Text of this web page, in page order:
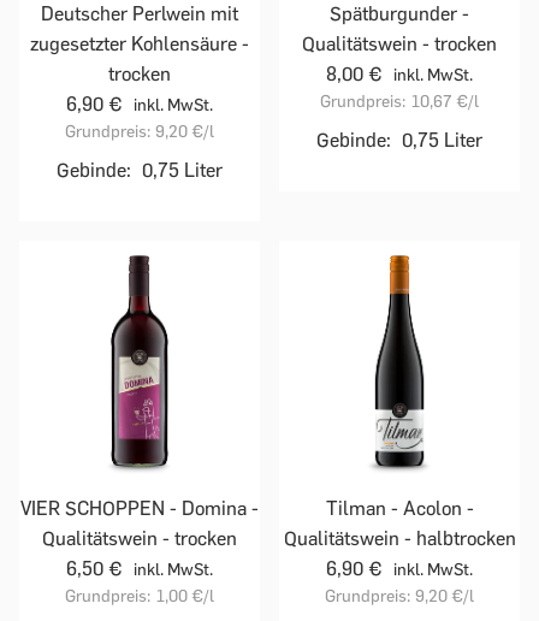
Deutscher Perlwein mit
zugesetzter Kohlensäure -
trocken
6,90 €
inkl. MwSt.
Grundpreis: 9,20 €/l
Gebinde: 0,75 Liter
Spätburgunder -
Qualitätswein - trocken
8,00 €
inkl. MwSt.
Grundpreis: 10,67 €/l
Gebinde: 0,75 Liter
VIER SCHOPPEN - Domina -
Qualitätswein - trocken
6,50 €
inkl. MwSt.
Grundpreis: 1,00 €/l
Tilman - Acolon -
Qualitätswein - halbtrocken
6,90 €
inkl. MwSt.
Grundpreis: 9,20 €/l